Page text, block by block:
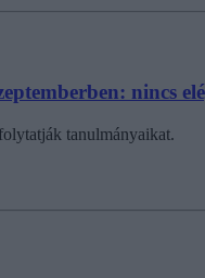
nincs
tanulmányaikat.